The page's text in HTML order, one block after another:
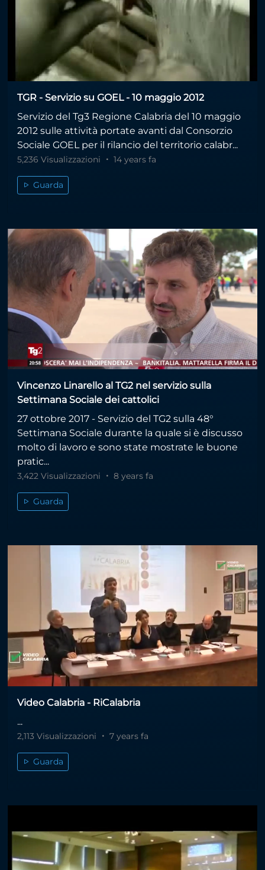
TGR - Servizio su GOEL - 10 maggio 2012
Servizio del Tg3 Regione Calabria del 10 maggio
2012 sulle attività portate avanti dal Consorzio
Sociale GOEL per il rilancio del territorio calabr...
5,236 Visualizzazioni 14 years fa
Guarda
Vincenzo Linarello al TG2 nel servizio sulla
Settimana Sociale dei cattolici
27 ottobre 2017 - Servizio del TG2 sulla 48°
Settimana Sociale durante la quale si è discusso
molto di lavoro e sono state mostrate le buone
pratic...
3,422 Visualizzazioni 8 years fa
Guarda
Video Calabria - RiCalabria
...
2,113 Visualizzazioni 7 years fa
Guarda